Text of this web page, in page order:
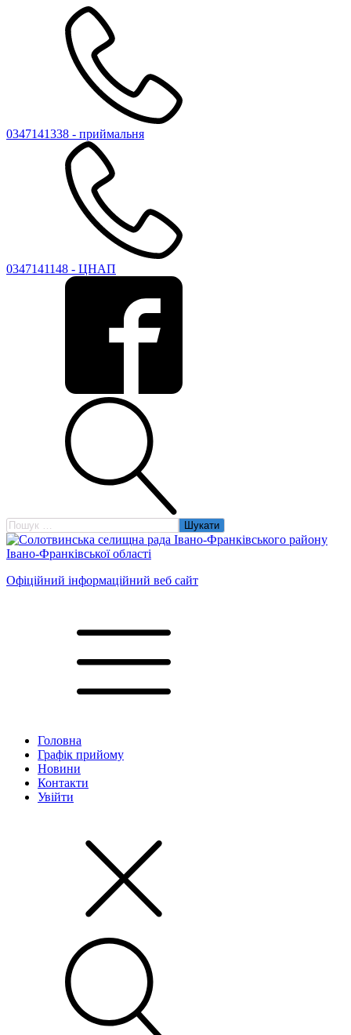
0347141338 - приймальня
0347141148 - ЦНАП
Пошук:
Офіційний інформаційний веб сайт
Головна
Графік прийому
Новини
Контакти
Увійти